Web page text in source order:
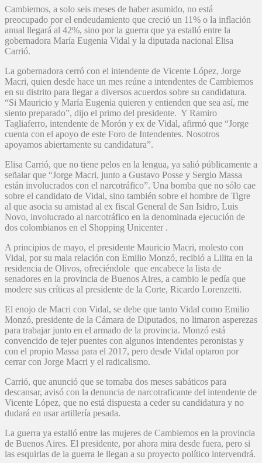
Cambiemos, a solo seis meses de haber asumido, no está
preocupado por el endeudamiento que creció un 11% o la inflación
anual llegará al 42%, sino por la guerra que ya estalló entre la
gobernadora María Eugenia Vidal y la diputada nacional Elisa
Carrió.
La gobernadora cerró con el intendente de Vicente López, Jorge
Macri, quien desde hace un mes reúne a intendentes de Cambiemos
en su distrito para llegar a diversos acuerdos sobre su candidatura.
“Si Mauricio y María Eugenia quieren y entienden que sea así, me
siento preparado”, dijo el primo del presidente. Y Ramiro
Tagliaferro, intendente de Morón y ex de Vidal, afirmó que “Jorge
cuenta con el apoyo de este Foro de Intendentes. Nosotros
apoyamos abiertamente su candidatura”.
Elisa Carrió, que no tiene pelos en la lengua, ya salió públicamente a
señalar que “Jorge Macri, junto a Gustavo Posse y Sergio Massa
están involucrados con el narcotráfico”. Una bomba que no sólo cae
sobre el candidato de Vidal, sino también sobre el hombre de Tigre
al que asocia su amistad al ex fiscal General de San Isidro, Luis
Novo, involucrado al narcotráfico en la denominada ejecución de
dos colombianos en el Shopping Unicenter .
A principios de mayo, el presidente Mauricio Macri, molesto con
Vidal, por su mala relación con Emilio Monzó, recibió a Lilita en la
residencia de Olivos, ofreciéndole que encabece la lista de
senadores en la provincia de Buenos Aires, a cambio le pedía que
modere sus críticas al presidente de la Corte, Ricardo Lorenzetti.
El enojo de Macri con Vidal, se debe que tanto Vidal como Emilio
Monzó, presidente de la Cámara de Diputados, no limaron asperezas
para trabajar junto en el armado de la provincia. Monzó está
convencido de tejer puentes con algunos intendentes peronistas y
con el propio Massa para el 2017, pero desde Vidal optaron por
cerrar con Jorge Macri y el radicalismo.
Carrió, que anunció que se tomaba dos meses sabáticos para
descansar, avisó con la denuncia de narcotraficante del intendente de
Vicente López, que no está dispuesta a ceder su candidatura y no
dudará en usar artillería pesada.
La guerra ya estalló entre las mujeres de Cambiemos en la provincia
de Buenos Aires. El presidente, por ahora mira desde fuera, pero si
las esquirlas de la guerra le llegan a su proyecto político intervendrá.